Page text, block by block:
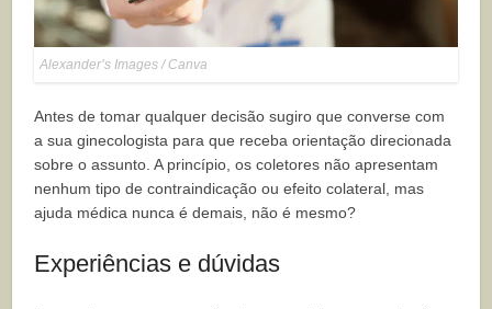
Alexander’s Images / Canva
Antes de tomar qualquer decisão sugiro que converse com
a sua ginecologista para que receba orientação direcionada
sobre o assunto. A princípio, os coletores não apresentam
nenhum tipo de contraindicação ou efeito colateral, mas
ajuda médica nunca é demais, não é mesmo?
Experiências e dúvidas